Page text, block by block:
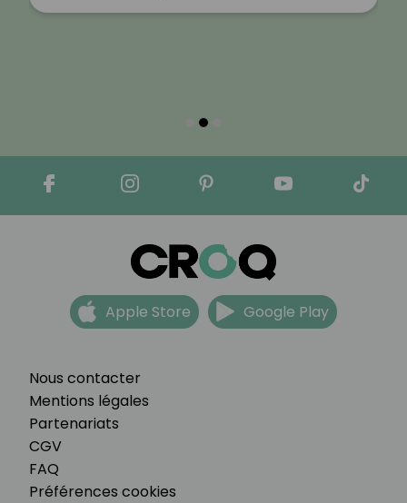
Nous contacter
Mentions légales
Partenariats
CGV
FAQ
Préférences cookies
Apple Store Google Play